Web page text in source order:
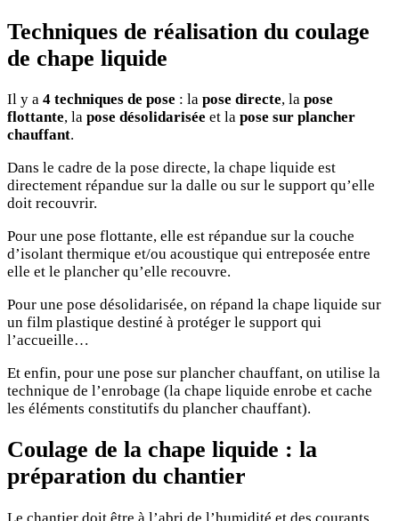
Techniques de réalisation du coulage
de chape liquide
Il y a 4 techniques de pose : la pose directe, la pose
flottante, la pose désolidarisée et la pose sur plancher
chauffant.
Dans le cadre de la pose directe, la chape liquide est
directement répandue sur la dalle ou sur le support qu’elle
doit recouvrir.
Pour une pose flottante, elle est répandue sur la couche
d’isolant thermique et/ou acoustique qui entreposée entre
elle et le plancher qu’elle recouvre.
Pour une pose désolidarisée, on répand la chape liquide sur
un film plastique destiné à protéger le support qui
l’accueille…
Et enfin, pour une pose sur plancher chauffant, on utilise la
technique de l’enrobage (la chape liquide enrobe et cache
les éléments constitutifs du plancher chauffant).
Coulage de la chape liquide : la
préparation du chantier
Le chantier doit être à l’abri de l’humidité et des courants